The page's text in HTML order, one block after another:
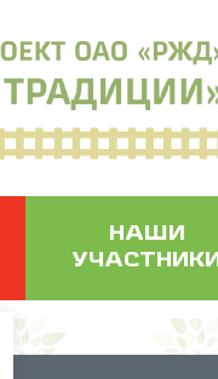
НАШИ
УЧАСТНИКИ